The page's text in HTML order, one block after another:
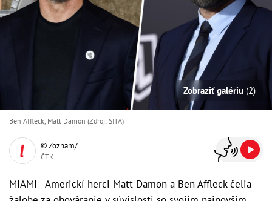
Zobraziť galériu (2)
Ben Affleck, Matt Damon (Zdroj: SITA)
© Zoznam/
ČTK
MIAMI - Americkí herci Matt Damon a Ben Affleck čelia